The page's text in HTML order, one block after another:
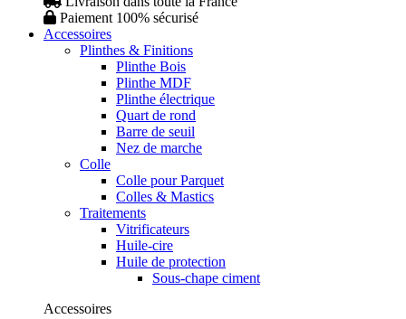
Paiement 100% sécurisé
Accessoires
Plinthes & Finitions
Plinthe Bois
Plinthe MDF
Plinthe électrique
Quart de rond
Barre de seuil
Nez de marche
Colle
Colle pour Parquet
Colles & Mastics
Traitements
Vitrificateurs
Huile-cire
Huile de protection
Sous-chape ciment
Accessoires